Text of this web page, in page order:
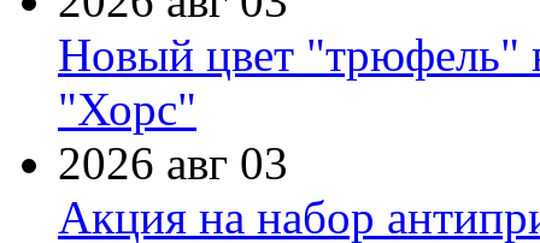
Новый цвет "трюфель"
"Хорс"
2026 авг 03
Акция на набор